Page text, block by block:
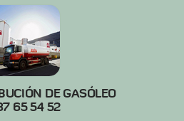
DE GASÓLEO
65 54 52